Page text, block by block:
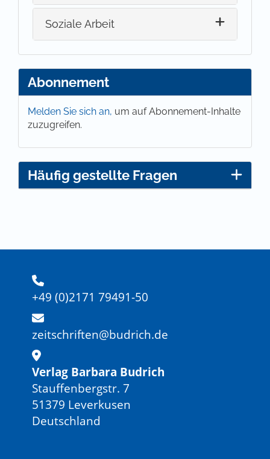
Soziale Arbeit
Abonnement
Melden Sie sich an, um auf Abonnement-Inhalte
zuzugreifen.
Häufig gestellte Fragen
+49 (0)2171 79491-50
zeitschriften@budrich.de
Verlag Barbara Budrich
Stauffenbergstr. 7
51379 Leverkusen
Deutschland